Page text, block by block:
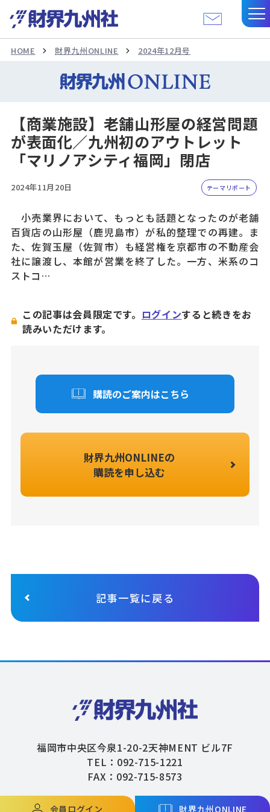
HOME 財界九州ONLINE 2024年12月号
【商業施設】老舗山形屋の経営問題
が表面化／九州初のアウトレット
「マリノアシティ福岡」閉店
2024年11月20日 テーマリポート
小売業界において、もっとも話題となったのが老舗
百貨店の山形屋（鹿児島市）が私的整理での再建。ま
た、佐賀玉屋（佐賀市）も経営権を京都市の不動産会
社に譲渡し、本館が営業を終了した。一方、米系のコ
ストコ…
この記事は会員限定です。 ログインすると続きをお
読みいただけます。
購読のご案内はこちら
財界九州ONLINEの
購読を申し込む
記事一覧に戻る
会員ログイン 財界九州ONLINE
福岡市中央区今泉1-20-2天神MENT ビル7F
TEL：092-715-1221
FAX：092-715-8573